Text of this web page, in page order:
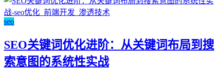
seo
SEO关键词优化进阶：从关键词布局到搜
索意图的系统性实战